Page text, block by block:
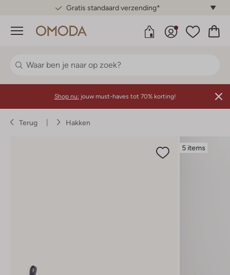
Gratis standaard verzending*
Menu
Shop nu: jouw must-haves tot 70% korting!
Terug Hakken
5 items